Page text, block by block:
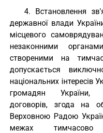
4. Встановлення
державної влади
місцевого
незаконними
створеними на
допускається
національних інтересів
громадян України,
договорів, згода на
Верховною Радою
межах тимчасово